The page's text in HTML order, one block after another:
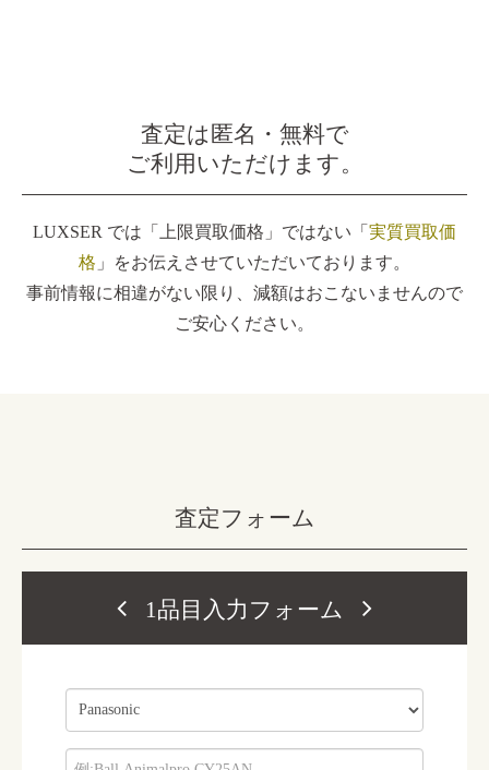
査定は匿名・無料で
ご利用いただけます。
LUXSER では「上限買取価格」ではない「 実質買取価
格 」をお伝えさせていただいております。
事前情報に相違がない限り、減額はおこないませんので
ご安心ください。
査定フォーム
1品目入力フォーム